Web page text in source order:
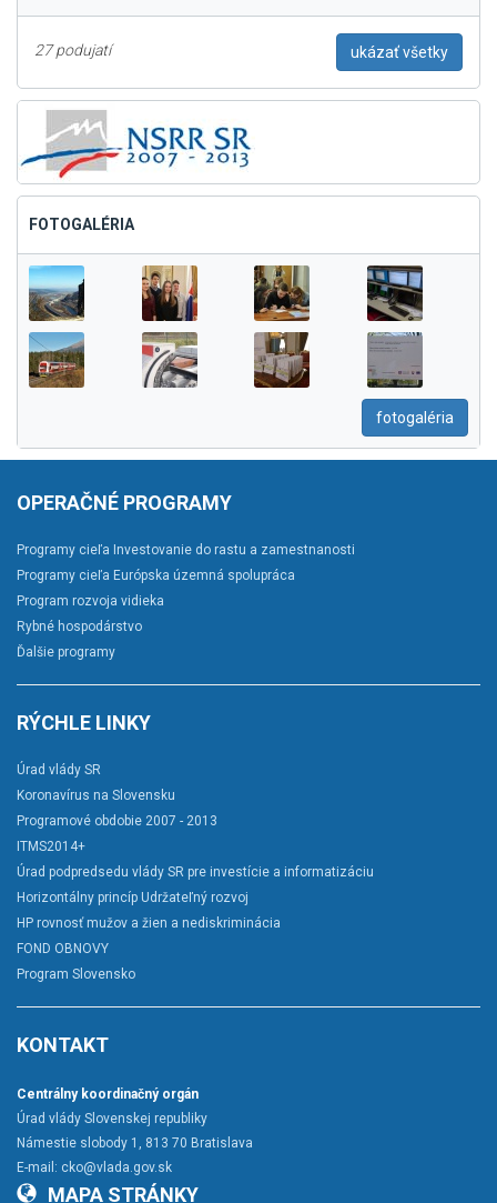
27 podujatí ukázať všetky
FOTOGALÉRIA
fotogaléria
OPERAČNÉ PROGRAMY
Programy cieľa Investovanie do rastu a zamestnanosti
Programy cieľa Európska územná spolupráca
Program rozvoja vidieka
Rybné hospodárstvo
Ďalšie programy
RÝCHLE LINKY
Úrad vlády SR
Koronavírus na Slovensku
Programové obdobie 2007 - 2013
ITMS2014+
Úrad podpredsedu vlády SR pre investície a informatizáciu
Horizontálny princíp Udržateľný rozvoj
HP rovnosť mužov a žien a nediskriminácia
FOND OBNOVY
Program Slovensko
KONTAKT
Centrálny koordinačný orgán
Úrad vlády Slovenskej republiky
Námestie slobody 1, 813 70 Bratislava
E-mail: cko@vlada.gov.sk
MAPA STRÁNKY